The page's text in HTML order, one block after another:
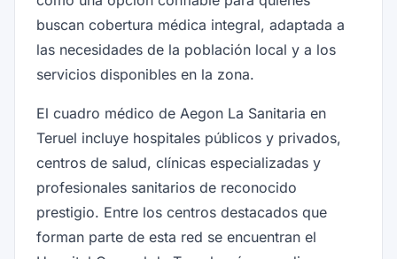
buscan cobertura médica integral, adaptada a
las necesidades de la población local y a los
servicios disponibles en la zona.
El cuadro médico de Aegon La Sanitaria en
Teruel incluye hospitales públicos y privados,
centros de salud, clínicas especializadas y
profesionales sanitarios de reconocido
prestigio. Entre los centros destacados que
forman parte de esta red se encuentran el